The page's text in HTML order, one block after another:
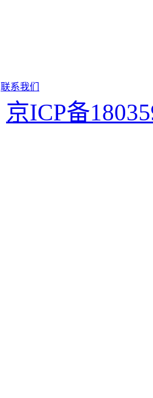
联系我们
京ICP备